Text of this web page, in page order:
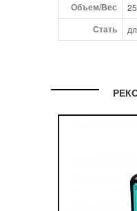
Объем/Вес
Стать